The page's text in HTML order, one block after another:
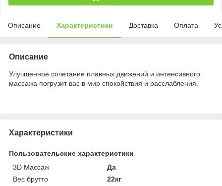
Описание Характеристики Доставка Оплата
Описание
Улучшенное сочетание плавных движений и интенсивного
массажа погрузит вас в мир спокойствия и расслабления.
Характеристики
Пользовательские характеристики
3D Массаж
Да
Вес брутто
22кг